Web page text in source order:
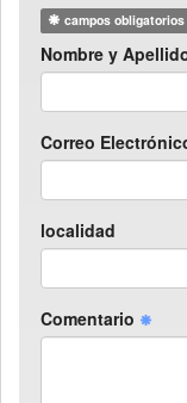
campos obligatorios
Nombre y
Correo
localidad
Comentario